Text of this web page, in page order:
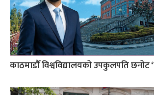
काठमाडौँ विश्वविद्यालयको उपकुलपति छनोट